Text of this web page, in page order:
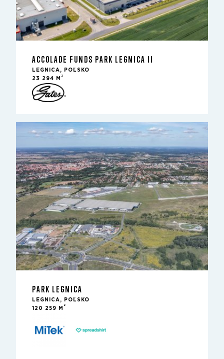
ACCOLADE FUNDS PARK LEGNICA II
LEGNICA, POĽSKO
23 294 M
2
PARK LEGNICA
LEGNICA, POĽSKO
120 259 M
2